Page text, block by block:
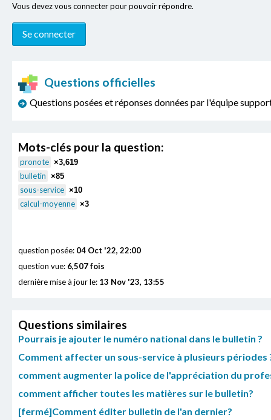
Vous devez vous connecter pour pouvoir répondre.
Questions officielles
Questions posées et réponses données par l'équipe
Mots-clés pour la question:
pronote ×3,619
bulletin ×85
sous-service ×10
calcul-moyenne ×3
question posée: 04 Oct '22, 22:00
question vue: 6,507 fois
dernière mise à jour le: 13 Nov '23, 13:55
Questions similaires
Pourrais je ajouter le numéro national dans le bulletin ?
Comment affecter un sous-service à plusieurs périodes
comment augmenter la police de l'appréciation du
comment afficher toutes les matières sur le bulletin?
[fermé]Comment éditer bulletin de l'an dernier?